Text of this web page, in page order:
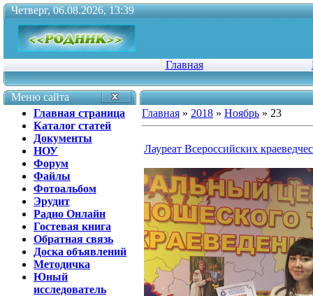
Четверг, 06.08.2026, 13:39
Главная
Меню сайта
Главная страница
Каталог статей
Документы
НОУ
Форум
Файлы
Фотоальбом
Эрудит
Радио Онлайн
Гостевая книга
Обратная связь
Доска объявлений
Методичка
Юный
исследователь
Главная » 2018 » Ноябрь » 23
Лауреат Всероссийских